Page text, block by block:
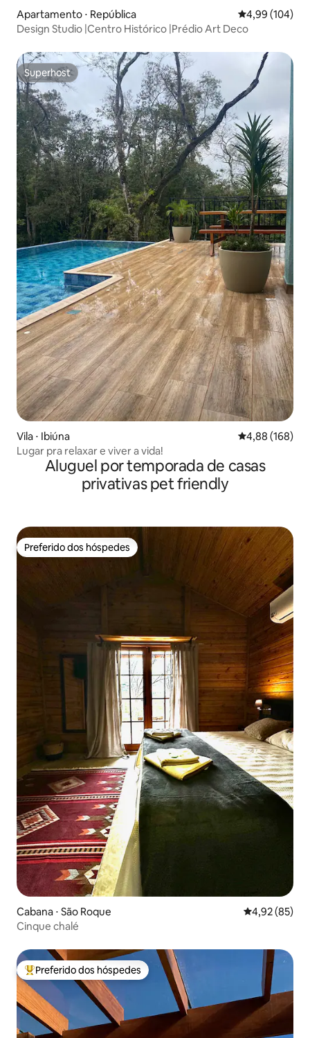
Apartamento ⋅ República 4,99 de uma
4,99 (104)
Design Studio |Centro Histórico |Prédio Art Deco
Superhost
Superhost
Vila ⋅ Ibiúna 4,88 de uma
4,88 (168)
Lugar pra relaxar e viver a vida!
Aluguel por temporada de casas
privativas pet friendly
Preferido dos hóspedes
Preferido dos hóspedes
Cabana ⋅ São Roque 4,92 de uma
4,92 (85)
Cinque chalé
Entre os melhores preferidos dos hóspedes
Preferido dos hóspedes